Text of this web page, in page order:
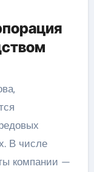
В числе
компании —